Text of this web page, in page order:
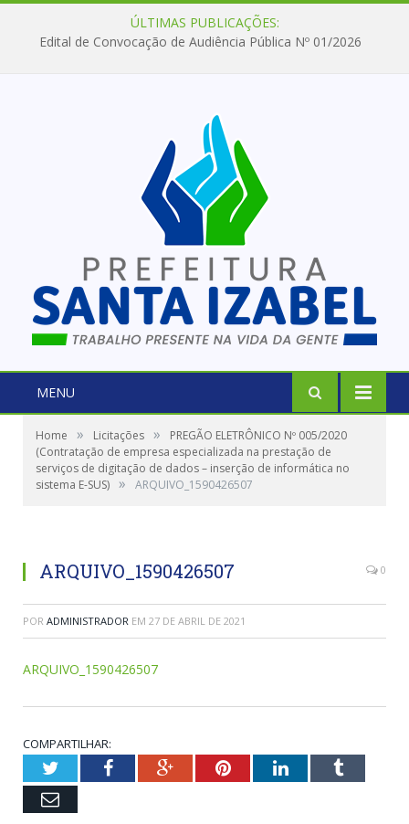
ÚLTIMAS PUBLICAÇÕES:
Edital de Convocação de Audiência Pública Nº 01/2026
MENU
Home » Licitações »
PREGÃO ELETRÔNICO Nº 005/2020
(Contratação de empresa especializada na prestação de
serviços de digitação de dados – inserção de informática no
sistema E-SUS) » ARQUIVO_1590426507
ARQUIVO_1590426507 0
POR ADMINISTRADOR EM 27 DE ABRIL DE 2021
ARQUIVO_1590426507
COMPARTILHAR:
TwitterFacebookGoogle+PinterestLinkedInTumblr
Email